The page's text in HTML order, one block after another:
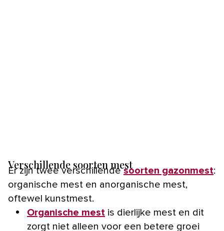
Verschillende soorten mest
Er zijn twee verschillendesoorten gazonmest:
organische mest en anorganische mest,
oftewel kunstmest.
Organische mest is dierlijke mest en dit
zorgt niet alleen voor een betere groei